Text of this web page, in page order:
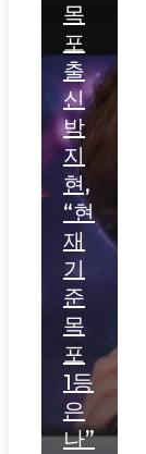
목
포
출
신
박
지
현,
“현
재
기
준
목
포
1등
은
나”